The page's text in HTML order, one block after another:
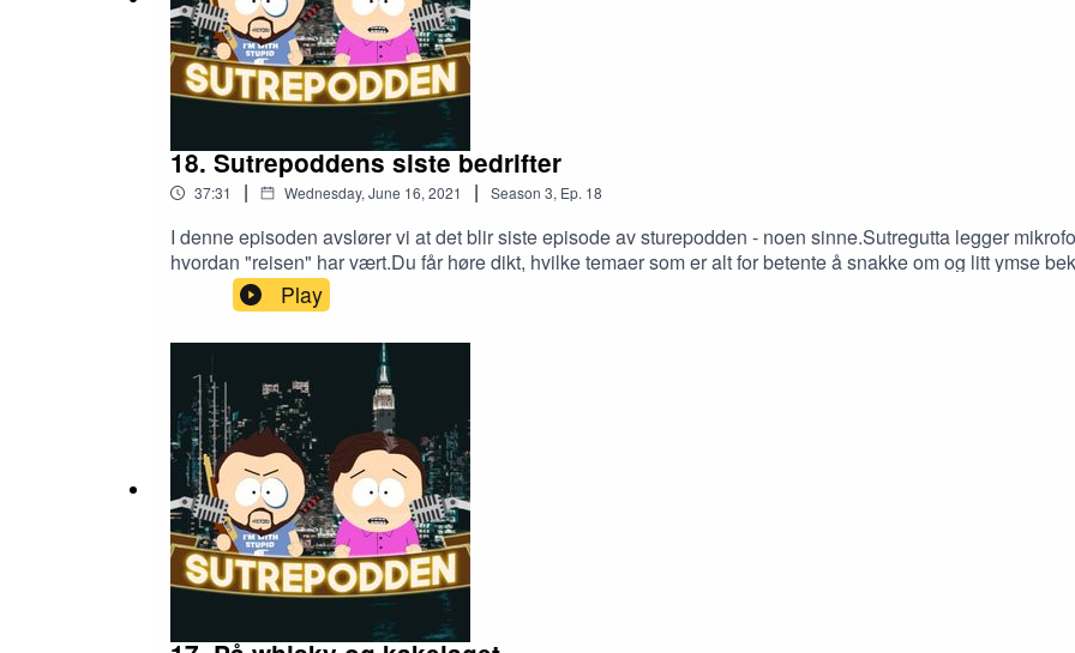
https://www.instagram.com/sutrepodden
Spotify
Og mer eller mindre alle andre steder du finner podcaster..
18. Sutrepoddens siste bedrifter
37:31 | Wednesday, June 16, 2021 | Season 3, Ep. 18
I denne episoden avslører vi at det blir siste episode av sturepodden - noen sinne.Sutregutta legger
hvordan "reisen" har vært.Du får høre dikt, hvilke temaer som er alt for betente å snakke om og litt ymse
hva som har vært gøy å holde på med, og hvor glade vi er for å ha kunnet gi dere en episode mer eller
minst, takk for at du lyttet.
Play